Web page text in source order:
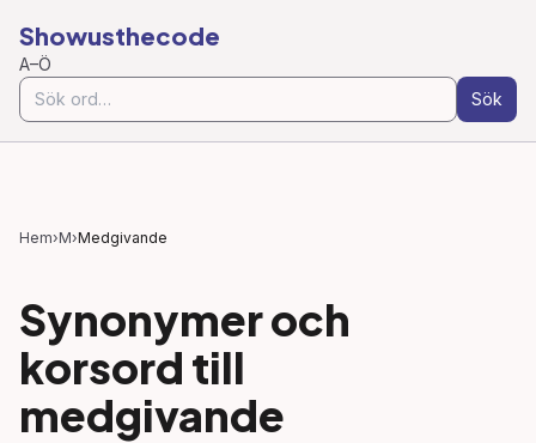
Showusthecode
A–Ö
Sök
Hem›M›Medgivande
Synonymer och
korsord till
medgivande